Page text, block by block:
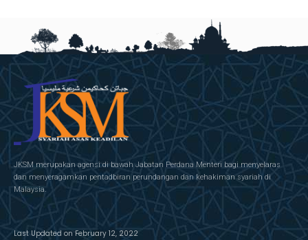
JKSM merupakan agensi di bawah Jabatan Perdana Menteri bagi menyelaras
dan menyeragamkan pentadbiran perundangan dan kehakiman syariah di
Malaysia.
Last Updated on February 12, 2022